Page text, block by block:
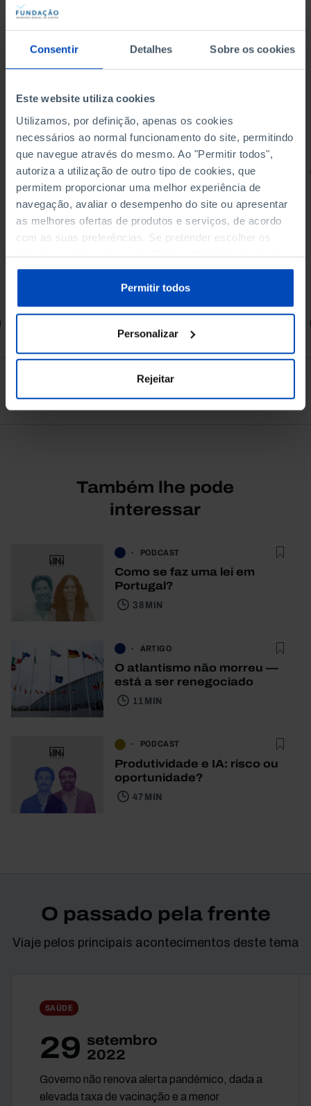
Consentir Detalhes Sobre os cookies
Este website utiliza cookies
Utilizamos, por definição, apenas os cookies
necessários ao normal funcionamento do site, permitindo
que navegue através do mesmo. Ao "Permitir todos",
autoriza a utilização de outro tipo de cookies, que
permitem proporcionar uma melhor experiência de
navegação, avaliar o desempenho do site ou apresentar
as melhores ofertas de produtos e serviços, de acordo
com as suas preferências. Se pretender escolher os
tipos de cookies, clique em "Personalizar". Saiba mais
sobre cookies através da gestão de preferências ou da
Política de Cookies.
Permitir todos
Personalizar
Rejeitar
RETRATOS
Promessas do Futebol
4,50 € 5,00 € -10%
Também lhe pode
interessar
PODCAST
Como se faz uma lei em
Portugal?
38 MIN
ARTIGO
O atlantismo não morreu —
está a ser renegociado
11 MIN
PODCAST
Produtividade e IA: risco ou
oportunidade?
47 MIN
O passado pela frente
Viaje pelos principais acontecimentos deste tema
SAÚDE
29 setembro
2022
Governo não renova alerta pandémico, dada a
elevada taxa de vacinação e a menor